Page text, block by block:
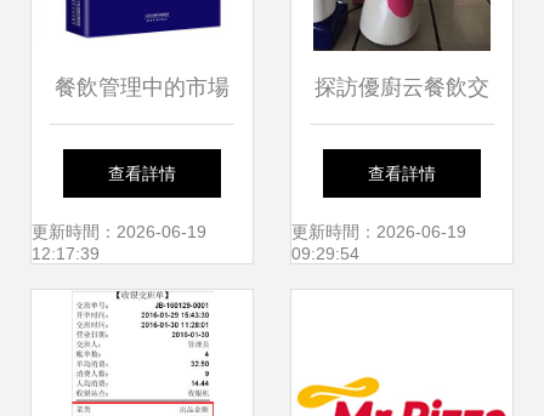
餐飲管理中的市場
營銷策略與實踐
查看詳情
更新時間：2026-06-19
12:17:39
探訪優廚云餐飲交
付中心·廣州餐飲機
器人影像
查看詳情
更新時間：2026-06-19
09:29:54